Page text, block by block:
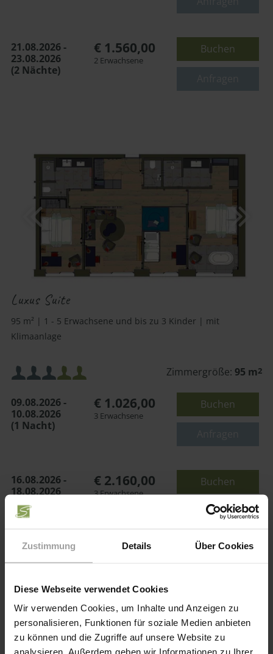
Zustimmung Details Über Cookies
Diese Webseite verwendet Cookies
Wir verwenden Cookies, um Inhalte und Anzeigen zu
personalisieren, Funktionen für soziale Medien anbieten
zu können und die Zugriffe auf unsere Website zu
analysieren. Außerdem geben wir Informationen zu Ihrer
21.08.2026 -
23.08.2026
(2 Nächte)
€ 1.560,00
2 Erwachsene
Buchen
Luxus Suite
95 m² | 1 - 5 Erwachsene und bis zu 3 Kinder | mit
Klimaanlage
Mindestbelegung:
Maximalbelegung:
Zimmergröße: 95 m2
09.08.2026 -
10.08.2026
(1 Nacht)
€ 1.026,00
3 Erwachsene
Buchen
16.08.2026 -
18.08.2026
(2 Nächte)
€ 2.160,00
3 Erwachsene
Buchen
Anfragen